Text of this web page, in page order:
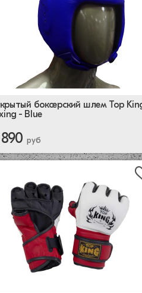
боксерский шлем Top
- Blue
руб